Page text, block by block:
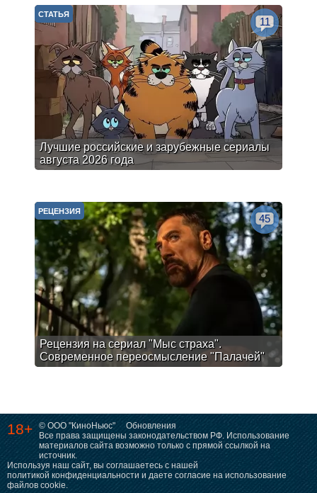
Лучшие российские и зарубежные сериалы
августа 2026 года
СТАТЬЯ
11
Рецензия на сериал "Мыс страха".
Современное переосмысление "Палачей"
РЕЦЕНЗИЯ
45
18+ © ООО "КиноНьюс"
Обновления
Все права защищены законодательством РФ. Использование
материалов сайта возможно только с прямой ссылкой на
источник.
Используя наш сайт, вы соглашаетесь с нашей
политикой конфиденциальности и даете согласие на использование
файлов cookie.